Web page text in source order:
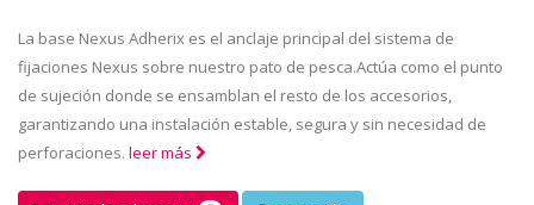
La base Nexus Adherix es el anclaje principal del sistema de
fijaciones Nexus sobre nuestro pato de pesca.Actúa como el punto
de sujeción donde se ensamblan el resto de los accesorios,
garantizando una instalación estable, segura y sin necesidad de
perforaciones. leer más